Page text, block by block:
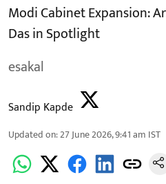
Modi Cabinet Expansion:
Das in Spotlight
esakal
Sandip Kapde
Updated on:27 June 2026, 9:41 am IST